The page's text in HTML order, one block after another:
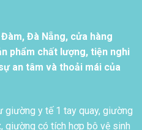
Đà Nẵng, cửa hàng
phẩm chất lượng, tiện nghi
an tâm và thoải mái của
y tế 1 tay quay, giường
giường có tích hợp bô vệ sinh